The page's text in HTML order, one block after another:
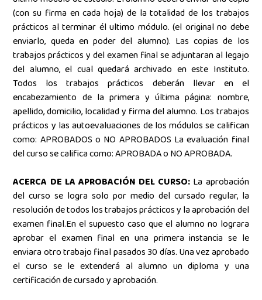
(con su firma en cada hoja) de la totalidad de los trabajos
prácticos al terminar él ultimo módulo. (el original no debe
enviarlo, queda en poder del alumno). Las copias de los
trabajos prácticos y del examen final se adjuntaran al legajo
del alumno, el cual quedará archivado en este Instituto.
Todos los trabajos prácticos deberán llevar en el
encabezamiento de la primera y última página: nombre,
apellido, domicilio, localidad y firma del alumno. Los trabajos
prácticos y las autoevaluaciones de los módulos se califican
como: APROBADOS o NO APROBADOS La evaluación final
del curso se califica como: APROBADA o NO APROBADA.
ACERCA DE LA APROBACIÓN DEL CURSO: La aprobación
del curso se logra solo por medio del cursado regular, la
resolución de todos los trabajos prácticos y la aprobación del
examen final.En el supuesto caso que el alumno no lograra
aprobar el examen final en una primera instancia se le
enviara otro trabajo final pasados 30 días. Una vez aprobado
el curso se le extenderá al alumno un diploma y una
certificación de cursado y aprobación.